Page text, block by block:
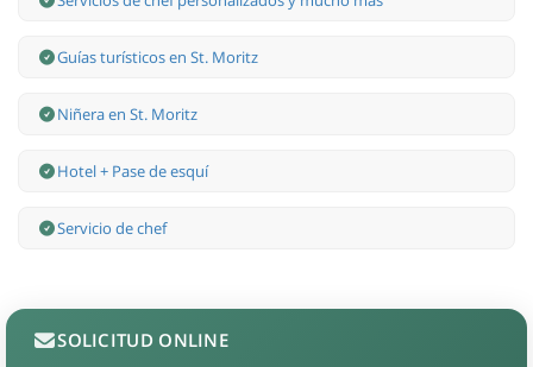
Guías turísticos en St. Moritz
Niñera en St. Moritz
Hotel + Pase de esquí
Servicio de chef
SOLICITUD ONLINE